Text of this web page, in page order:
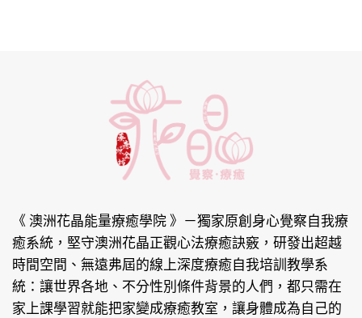
《 澳洲花晶能量療癒學院 》 －獨家原創身心覺察自我療
癒系統，堅守澳洲花晶正觀心法療癒訣竅，研發出超越
時間空間、無遠弗屆的線上深度療癒自我培訓教學系
統：讓世界各地、不分性別條件背景的人們，都只需在
家上課學習就能把家變成療癒教室，讓身體成為自己的